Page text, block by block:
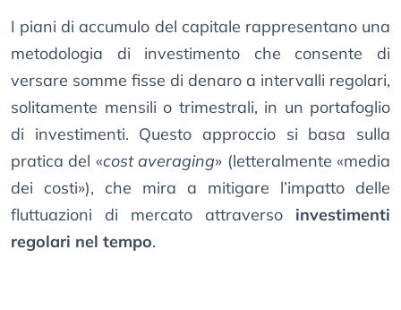
I piani di accumulo del capitale rappresentano una
metodologia di investimento che consente di
versare somme fisse di denaro a intervalli regolari,
solitamente mensili o trimestrali, in un portafoglio
di investimenti. Questo approccio si basa sulla
pratica del «cost averaging» (letteralmente «media
dei costi»), che mira a mitigare l’impatto delle
fluttuazioni di mercato attraverso investimenti
regolari nel tempo.